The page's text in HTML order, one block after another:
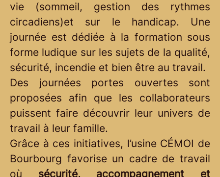
vie (sommeil, gestion des rythmes
circadiens)et sur le handicap. Une
journée est dédiée à la formation sous
forme ludique sur les sujets de la qualité,
sécurité, incendie et bien être au travail.
Des journées portes ouvertes sont
proposées afin que les collaborateurs
puissent faire découvrir leur univers de
travail à leur famille.
Grâce à ces initiatives, l’usine CÉMOI de
Bourbourg favorise un cadre de travail
où sécurité, accompagnement et